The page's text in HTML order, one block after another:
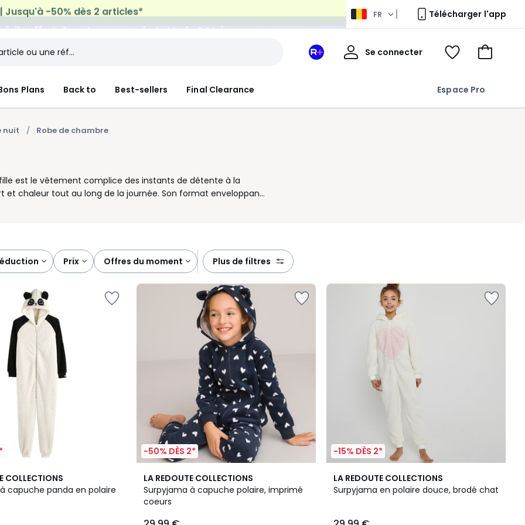
offerte*sur tous vos achats Mode & Maison FR Télécharger l'app
Plans Back to Best-sellers Final Clearance Espace Pro
Mon
Se connecter
Mon
Voir
Aller
nuit Robe de chambre
est le vêtement complice des instants de détente à la
et chaleur tout au long de la journée. Son format enveloppant,
contrainte. Pensée pour suivre les mouvements de votre
sont soignées pour assurer une tenue impeccable même
doux et bien chauds. Explorez notre gamme complète
maximum de confort, tout simplement.
réduction prix offres du moment plus de filtres
COLLECTIONS
capuche panda en polaire
-50% DÈS 2*
LA REDOUTE COLLECTIONS
Surpyjama à capuche polaire, imprimé
coeurs
4,5
/ 5
-15% DÈS 2*
LA REDOUTE COLLECTIONS
Surpyjama en polaire douce, brodé chat
4,7
/ 5